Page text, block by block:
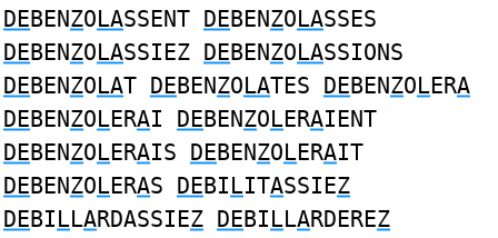
DEBENZOLASSENT DEBENZOLASSES
DEBENZOLASSIEZ DEBENZOLASSIONS
DEBENZOLAT DEBENZOLATES DEBENZOLERA
DEBENZOLERAI DEBENZOLERAIENT
DEBENZOLERAIS DEBENZOLERAIT
DEBENZOLERAS DEBILITASSIEZ
DEBILLARDASSIEZ DEBILLARDEREZ